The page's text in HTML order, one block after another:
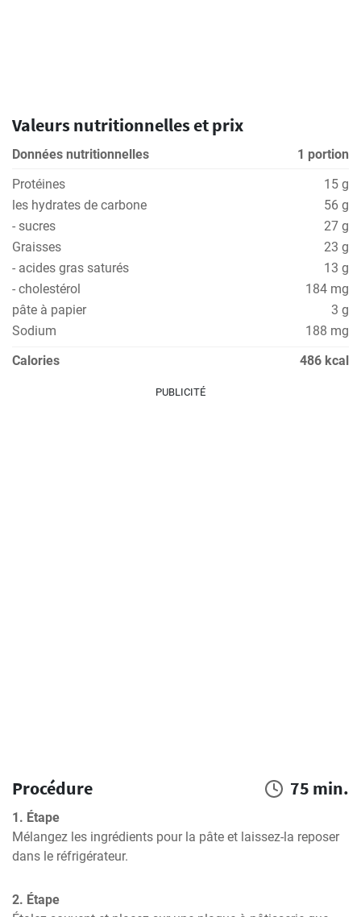
Valeurs nutritionnelles et prix
Données nutritionnelles
1 portion
Protéines
15 g
les hydrates de carbone
56 g
- sucres
27 g
Graisses
23 g
- acides gras saturés
13 g
- cholestérol
184 mg
pâte à papier
3 g
Sodium
188 mg
Calories
486 kcal
PUBLICITÉ
Procédure 75 min.
1. Étape
Mélangez les ingrédients pour la pâte et laissez-la reposer
dans le réfrigérateur.
2. Étape